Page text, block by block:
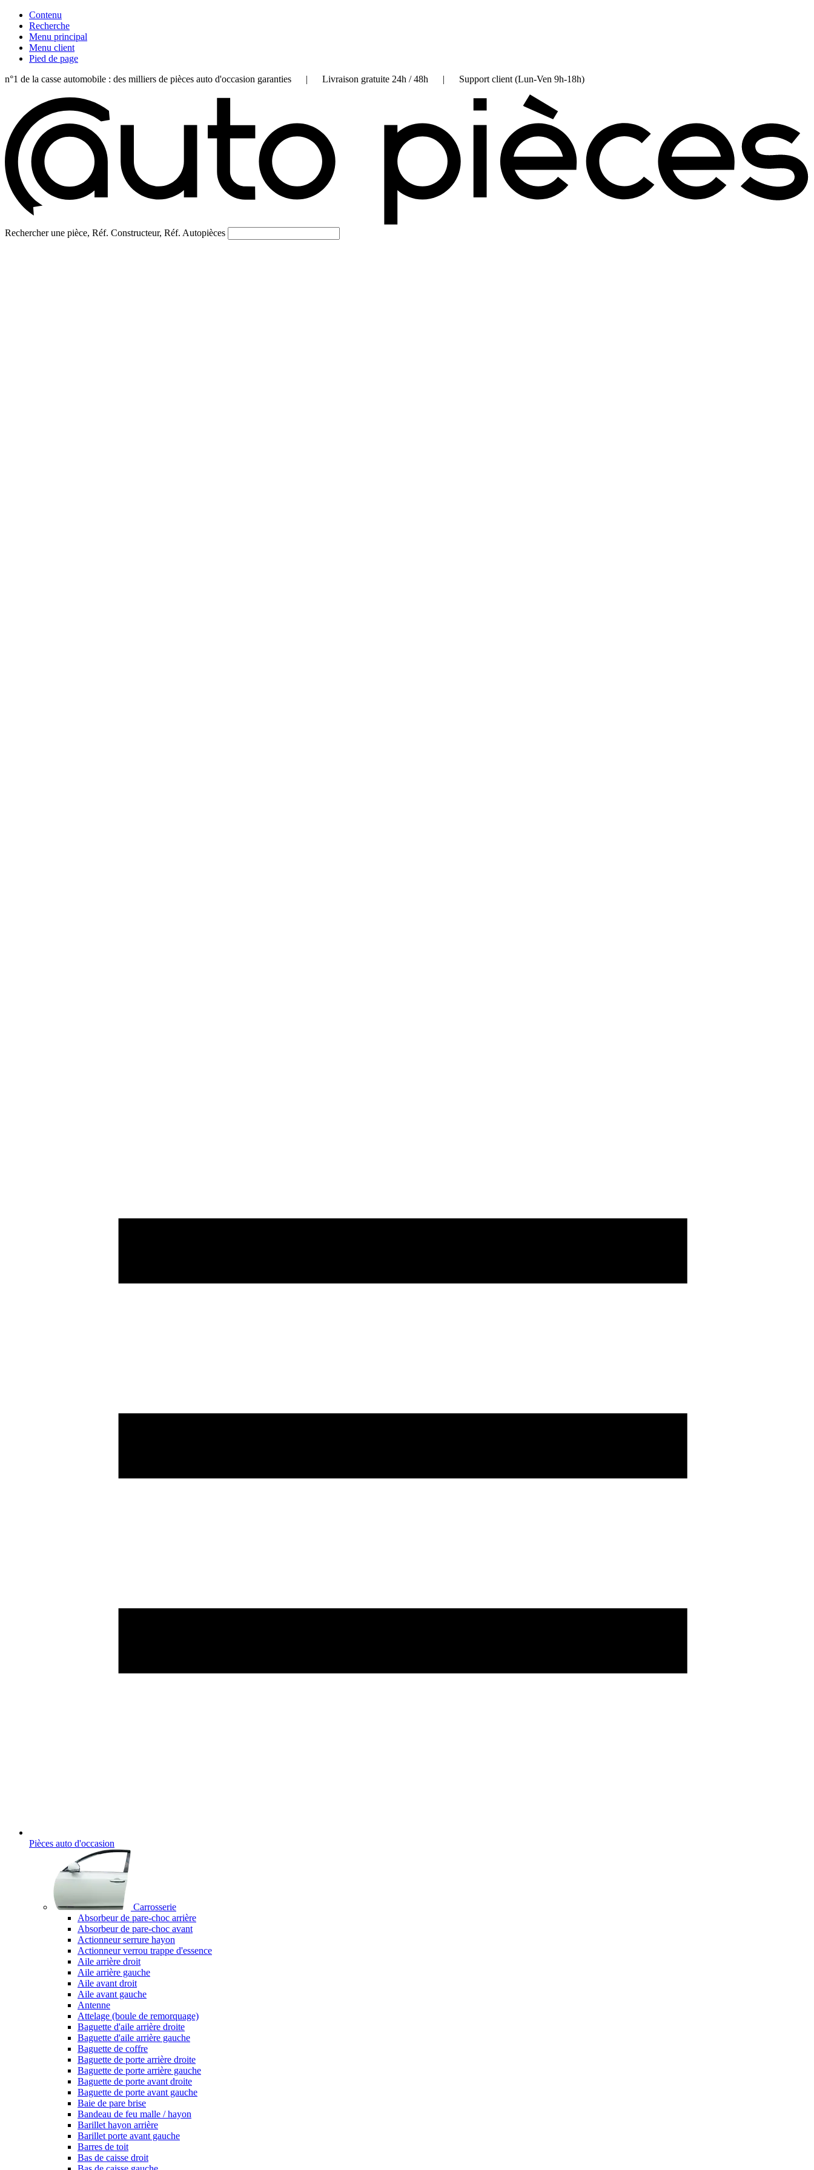
Contenu
Recherche
Menu principal
Menu client
Pied de page
n°1 de la casse automobile : des milliers de pièces auto d'occasion garanties | Livraison gratuite 24h / 48h | Support client (Lun-Ven 9h-18h)
Rechercher une pièce, Réf. Constructeur, Réf. Autopièces
Pièces auto d'occasion
Carrosserie
Absorbeur de pare-choc arrière
Absorbeur de pare-choc avant
Actionneur serrure hayon
Actionneur verrou trappe d'essence
Aile arrière droit
Aile arrière gauche
Aile avant droit
Aile avant gauche
Antenne
Attelage (boule de remorquage)
Baguette d'aile arrière droite
Baguette d'aile arrière gauche
Baguette de coffre
Baguette de porte arrière droite
Baguette de porte arrière gauche
Baguette de porte avant droite
Baguette de porte avant gauche
Baie de pare brise
Bandeau de feu malle / hayon
Barillet hayon arrière
Barillet porte avant gauche
Barres de toit
Bas de caisse droit